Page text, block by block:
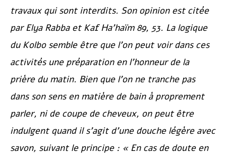
travaux qui sont interdits. Son opinion est citée
parElya Rabbaet Kaf Ha’haïm89, 53. La logique
du Kolbosemble être que l’on peut voir dans ces
activités une préparation en l’honneur de la
prière du matin. Bien que l’on ne tranche pas
dans son sens en matière de bain à proprement
parler, ni de coupe de cheveux, on peut être
indulgent quand il s’agit d’une douche légère avec
savon, suivant le principe : « En cas de doute en